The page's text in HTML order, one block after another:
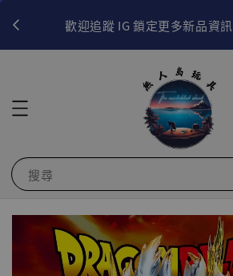
歡迎追蹤 IG 鎖定更多新品資訊
搜尋